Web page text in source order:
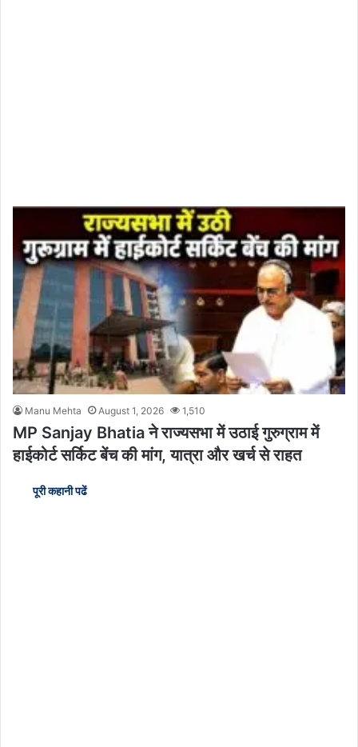
Manu Mehta August 1, 2026 1,510
MP Sanjay Bhatia ने राज्यसभा में उठाई गुरुग्राम में
हाईकोर्ट सर्किट बेंच की मांग, यात्रा और खर्च से राहत
पूरी कहानी पढें